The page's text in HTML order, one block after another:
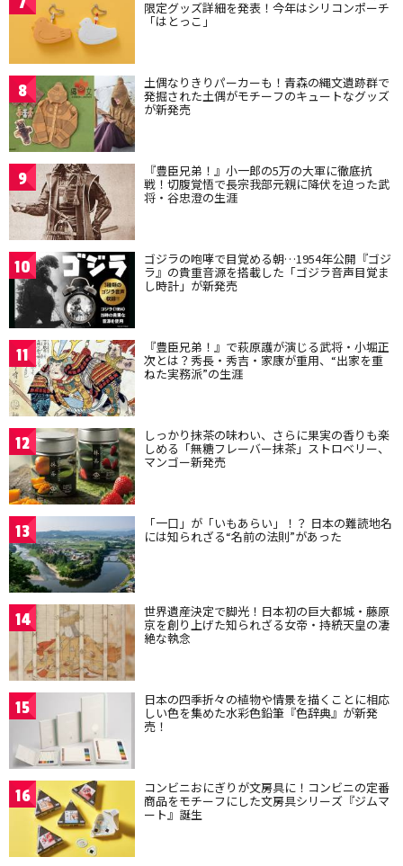
限定グッズ詳細を発表！今年はシリコンポーチ
「はとっこ」
8 土偶なりきりパーカーも！青森の縄文遺跡群で
発掘された土偶がモチーフのキュートなグッズ
が新発売
9 『豊臣兄弟！』小一郎の5万の大軍に徹底抗
戦！切腹覚悟で長宗我部元親に降伏を迫った武
将・谷忠澄の生涯
10 ゴジラの咆哮で目覚める朝…1954年公開『ゴジ
ラ』の貴重音源を搭載した「ゴジラ音声目覚ま
し時計」が新発売
11 『豊臣兄弟！』で萩原護が演じる武将・小堀正
次とは？秀長・秀吉・家康が重用、“出家を重
ねた実務派”の生涯
12 しっかり抹茶の味わい、さらに果実の香りも楽
しめる「無糖フレーバー抹茶」ストロベリー、
マンゴー新発売
13 「一口」が「いもあらい」！？ 日本の難読地名
には知られざる“名前の法則”があった
14 世界遺産決定で脚光！日本初の巨大都城・藤原
京を創り上げた知られざる女帝・持統天皇の凄
絶な執念
15 日本の四季折々の植物や情景を描くことに相応
しい色を集めた水彩色鉛筆『色辞典』が新発
売！
16 コンビニおにぎりが文房具に！コンビニの定番
商品をモチーフにした文房具シリーズ『ジムマ
ート』誕生